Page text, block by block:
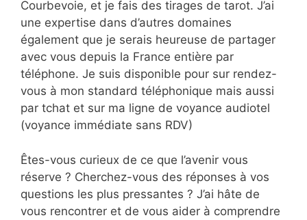
Courbevoie, et je fais des tirages de tarot. J’ai
une expertise dans d’autres domaines
également que je serais heureuse de partager
avec vous depuis la France entière par
téléphone. Je suis disponible pour sur rendez-
vous à mon standard téléphonique mais aussi
par tchat et sur ma ligne de voyance audiotel
(voyance immédiate sans RDV)
Êtes-vous curieux de ce que l’avenir vous
réserve ? Cherchez-vous des réponses à vos
questions les plus pressantes ? J’ai hâte de
vous rencontrer et de vous aider à comprendre